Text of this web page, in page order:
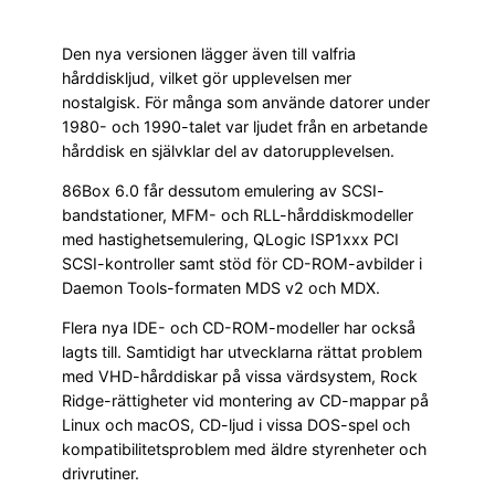
Den nya versionen lägger även till valfria
hårddiskljud, vilket gör upplevelsen mer
nostalgisk. För många som använde datorer under
1980- och 1990-talet var ljudet från en arbetande
hårddisk en självklar del av datorupplevelsen.
86Box 6.0 får dessutom emulering av SCSI-
bandstationer, MFM- och RLL-hårddiskmodeller
med hastighetsemulering, QLogic ISP1xxx PCI
SCSI-kontroller samt stöd för CD-ROM-avbilder i
Daemon Tools-formaten MDS v2 och MDX.
Flera nya IDE- och CD-ROM-modeller har också
lagts till. Samtidigt har utvecklarna rättat problem
med VHD-hårddiskar på vissa värdsystem, Rock
Ridge-rättigheter vid montering av CD-mappar på
Linux och macOS, CD-ljud i vissa DOS-spel och
kompatibilitetsproblem med äldre styrenheter och
drivrutiner.